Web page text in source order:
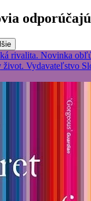
odporúčajú